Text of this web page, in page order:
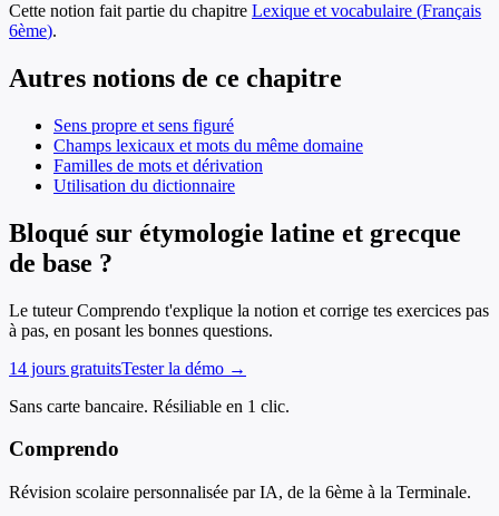
Cette notion fait partie du chapitre Lexique et vocabulaire (Français
6ème).
Autres notions de ce chapitre
Sens propre et sens figuré
Champs lexicaux et mots du même domaine
Familles de mots et dérivation
Utilisation du dictionnaire
Bloqué sur étymologie latine et grecque
de base ?
Le tuteur Comprendo t'explique la notion et corrige tes exercices pas
à pas, en posant les bonnes questions.
14 jours gratuitsTester la démo →
Sans carte bancaire. Résiliable en 1 clic.
Comprendo
Révision scolaire personnalisée par IA, de la 6ème à la Terminale.